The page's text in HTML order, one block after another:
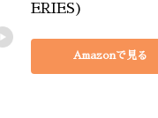
ERIES)
Amazonで見る